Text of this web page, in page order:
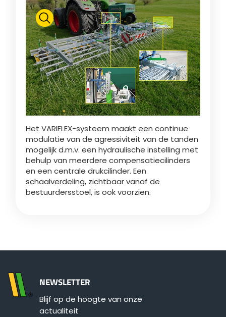
日本語
中文
Português
العربية
رسید ن
Het VARIFLEX-systeem maakt een continue
modulatie van de agressiviteit van de tanden
mogelijk d.m.v. een hydraulische instelling met
behulp van meerdere compensatiecilinders
en een centrale drukcilinder. Een
schaalverdeling, zichtbaar vanaf de
bestuurdersstoel, is ook voorzien.
NEWSLETTER
Blijf op de hoogte van onze
actualiteit